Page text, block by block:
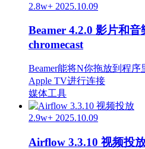
2.8w+ 2025.10.09
Beamer 4.2.0 影片和
chromecast
Beamer能将N你拖放到程
Apple TV进行连接
媒体工具
2.9w+ 2025.10.09
Airflow 3.3.10 视频投